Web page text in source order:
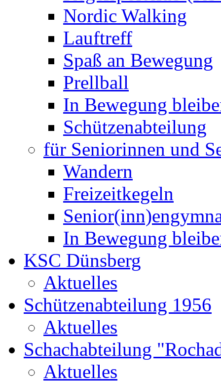
Nordic Walking
Lauftreff
Spaß an Bewegung
Prellball
In Bewegung
Schützenabteilung
für Seniorinnen und
Wandern
Freizeitkegeln
In Bewegung
KSC Dünsberg
Aktuelles
Schützenabteilung 1956
Aktuelles
Schachabteilung
Aktuelles